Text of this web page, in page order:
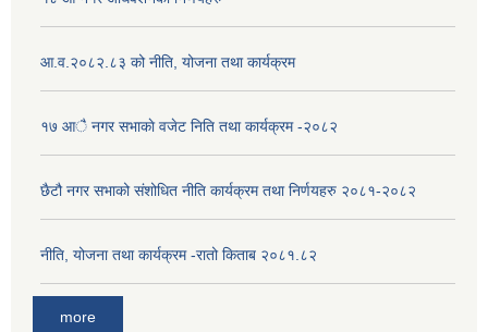
आ.व.२०८२.८३ को नीति, योजना तथा कार्यक्रम
१७ आै नगर सभाकाे वजेट निति तथा कार्यक्रम -२०८२
छैटौ नगर सभाको संशोधित नीति कार्यक्रम तथा निर्णयहरु २०८१-२०८२
नीति, योजना तथा कार्यक्रम -रातो किताब २०८१.८२
more